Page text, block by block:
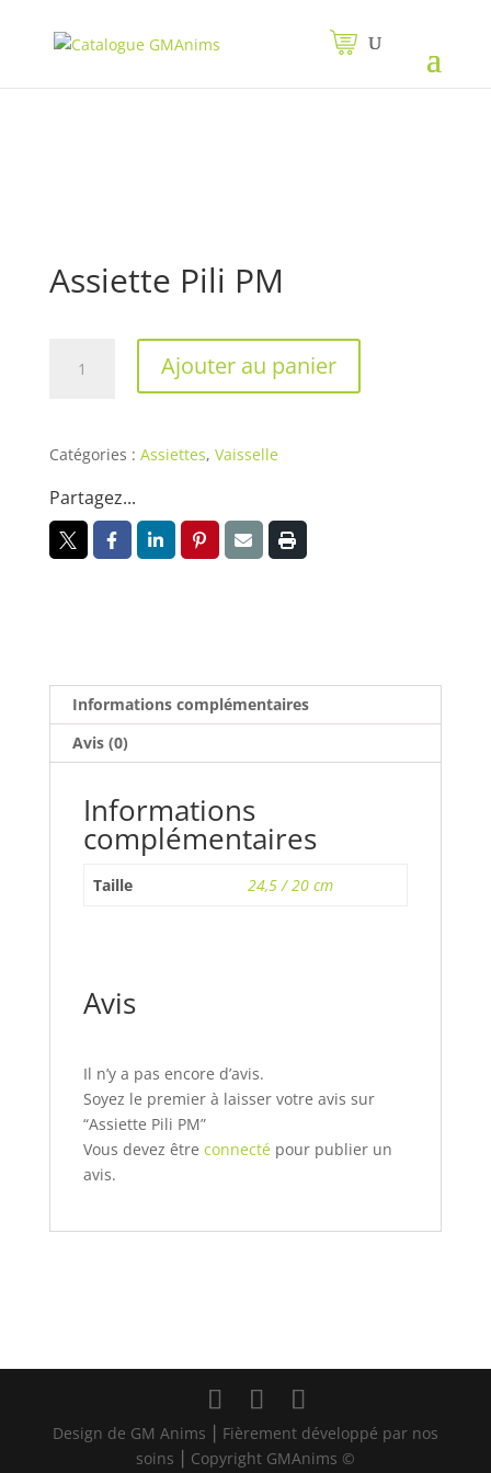
Assiette Pili PM
PM
Ajouter au panier
Catégories : Assiettes, Vaisselle
Partagez...
Informations complémentaires
Avis (0)
Informations
complémentaires
Taille 24,5 / 20 cm
Avis
Il n’y a pas encore d’avis.
Soyez le premier à laisser votre avis sur
“Assiette Pili PM”
Vous devez être connectépour publier un
avis.
Design de GM Anims ⎮ Fièrement développé par nos
soins ⎮ Copyright GMAnims ©